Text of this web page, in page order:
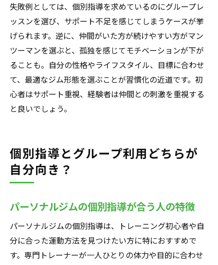
失敗例としては、個別指導を求めているのにグループレ
ッスンを選び、サポート不足を感じてしまうケースが挙
げられます。逆に、仲間がいた方が続けやすい方がマン
ツーマンを選ぶと、孤独を感じてモチベーションが下が
ることも。自分の性格やライフスタイル、目標に合わせ
て、最適なジム形態を選ぶことが習慣化の近道です。初
心者はサポート重視、経験者は仲間との刺激を重視する
と良いでしょう。
個別指導とグループ利用どちらが
自分向き？
パーソナルジムの個別指導が合う人の特徴
パーソナルジムの個別指導は、トレーニング初心者や自
分に合った運動方法を見つけたい方に特におすすめで
す。専門トレーナーが一人ひとりの体力や目的に合わせ